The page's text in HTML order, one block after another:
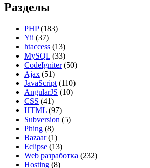
Разделы
PHP(183)
Yii (37)
htaccess (13)
MySQL (33)
CodeIgniter(50)
Ajax (51)
JavaScript (110)
AngularJS (10)
CSS (41)
HTML (97)
Subversion (5)
Phing (8)
Bazaar(1)
Eclipse (13)
Web разработка (232)
Hosting (8)